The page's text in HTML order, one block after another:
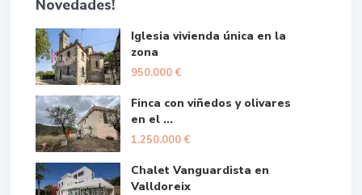
Novedades!
Iglesia vivienda única en la
zona
950.000 €
Finca con viñedos y olivares
en el ...
1.250.000 €
Chalet Vanguardista en
Valldoreix